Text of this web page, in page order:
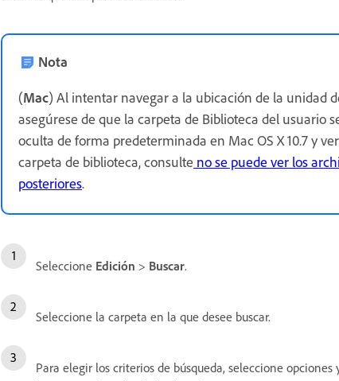
Nota
(Mac) Al intentar navegar a la ubicación de la unidad
asegúrese de que la carpeta de Biblioteca del usuario
oculta de forma predeterminada en Mac OS X 10.7 y
carpeta de biblioteca, consulte no se puede ver los
posteriores.
Seleccione Edición > Buscar.
Seleccione la carpeta en la que desee buscar.
Para elegir los criterios de búsqueda, seleccione